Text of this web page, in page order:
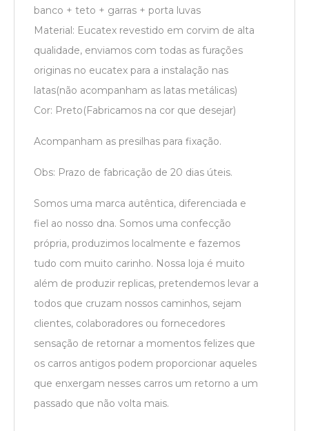
banco + teto + garras + porta luvas
Material: Eucatex revestido em corvim de alta
qualidade, enviamos com todas as furações
originas no eucatex para a instalação nas
latas(não acompanham as latas metálicas)
Cor: Preto(Fabricamos na cor que desejar)
Acompanham as presilhas para fixação.
Obs: Prazo de fabricação de 20 dias úteis.
Somos uma marca autêntica, diferenciada e
fiel ao nosso dna. Somos uma confecção
própria, produzimos localmente e fazemos
tudo com muito carinho. Nossa loja é muito
além de produzir replicas, pretendemos levar a
todos que cruzam nossos caminhos, sejam
clientes, colaboradores ou fornecedores
sensação de retornar a momentos felizes que
os carros antigos podem proporcionar aqueles
que enxergam nesses carros um retorno a um
passado que não volta mais.